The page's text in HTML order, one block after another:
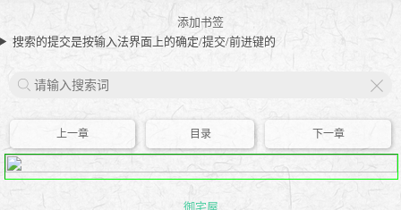
添加书签
搜索的提交是按输入法界面上的确定/提交/前进键的
上一章 目录 下一章
御宅屋